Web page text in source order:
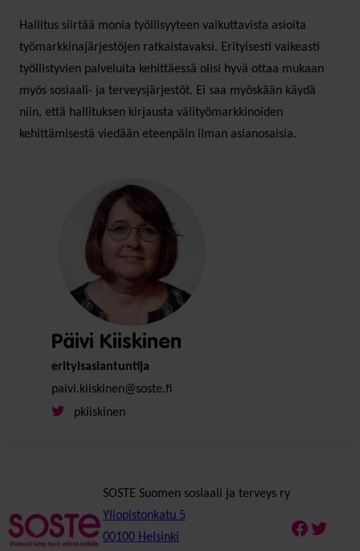
Hallitus siirtää monia työllisyyteen vaikuttavista asioita
työmarkkinajärjestöjen ratkaistavaksi. Erityisesti vaikeasti
työllistyvien palveluita kehittäessä olisi hyvä ottaa mukaan
myös sosiaali- ja terveysjärjestöt. Ei saa myöskään käydä
niin, että hallituksen kirjausta välityömarkkinoiden
kehittämisestä viedään eteenpäin ilman asianosaisia.
Päivi Kiiskinen
erityisasiantuntija
paivi.kiiskinen@soste.fi
pkiiskinen
SOSTE Suomen sosiaali ja terveys ry
Yliopistonkatu 5
00100 Helsinki